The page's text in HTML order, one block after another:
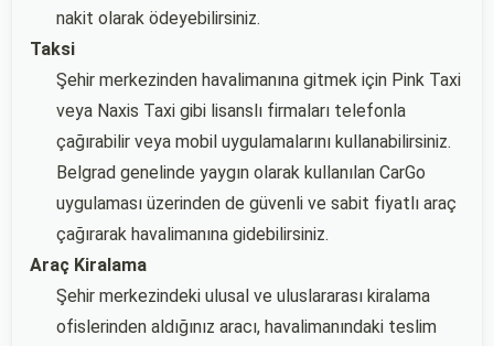
nakit olarak ödeyebilirsiniz.
Taksi
Şehir merkezinden havalimanına gitmek için Pink Taxi
veya Naxis Taxi gibi lisanslı firmaları telefonla
çağırabilir veya mobil uygulamalarını kullanabilirsiniz.
Belgrad genelinde yaygın olarak kullanılan CarGo
uygulaması üzerinden de güvenli ve sabit fiyatlı araç
çağırarak havalimanına gidebilirsiniz.
Araç Kiralama
Şehir merkezindeki ulusal ve uluslararası kiralama
ofislerinden aldığınız aracı, havalimanındaki teslim